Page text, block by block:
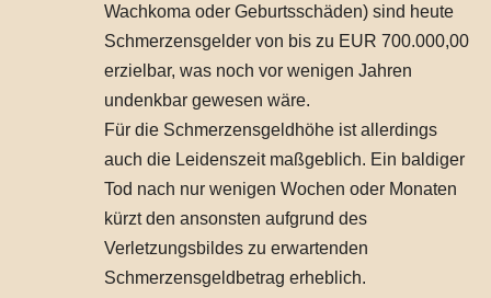
Wachkoma oder Geburtsschäden) sind heute
Schmerzensgelder von bis zu EUR 700.000,00
erzielbar, was noch vor wenigen Jahren
undenkbar gewesen wäre.
Für die Schmerzensgeldhöhe ist allerdings
auch die Leidenszeit maßgeblich. Ein baldiger
Tod nach nur wenigen Wochen oder Monaten
kürzt den ansonsten aufgrund des
Verletzungsbildes zu erwartenden
Schmerzensgeldbetrag erheblich.